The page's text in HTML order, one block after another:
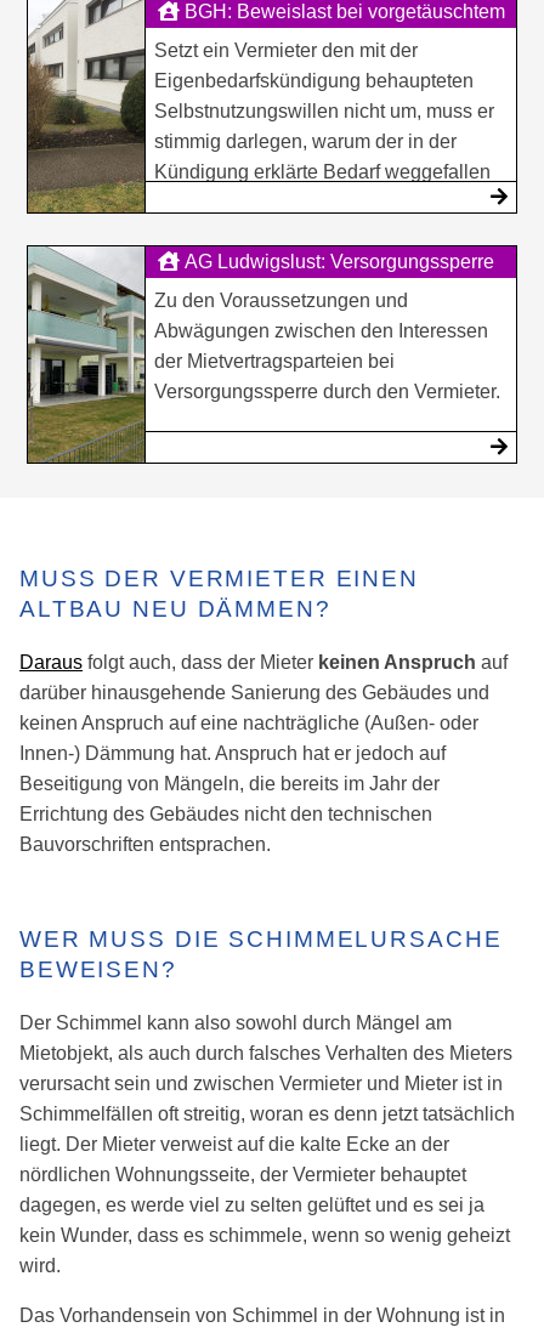
BGH: Beweislast bei vorgetäuschtem
Betriebs- oder Eigenbedarf
Setzt ein Vermieter den mit der
Eigenbedarfskündigung behaupteten
Selbstnutzungswillen nicht um, muss er
stimmig darlegen, warum der in der
Kündigung erklärte Bedarf weggefallen
AG Ludwigslust: Versorgungssperre
im ungekündigten Mietverh�...
Zu den Voraussetzungen und
Abwägungen zwischen den Interessen
der Mietvertragsparteien bei
Versorgungssperre durch den Vermieter.
MUSS DER VERMIETER EINEN
ALTBAU NEU DÄMMEN?
Daraus folgt auch, dass der Mieter keinen Anspruch auf
darüber hinausgehende Sanierung des Gebäudes und
keinen Anspruch auf eine nachträgliche (Außen- oder
Innen-) Dämmung hat. Anspruch hat er jedoch auf
Beseitigung von Mängeln, die bereits im Jahr der
Errichtung des Gebäudes nicht den technischen
Bauvorschriften entsprachen.
WER MUSS DIE SCHIMMELURSACHE
BEWEISEN?
Der Schimmel kann also sowohl durch Mängel am
Mietobjekt, als auch durch falsches Verhalten des Mieters
verursacht sein und zwischen Vermieter und Mieter ist in
Schimmelfällen oft streitig, woran es denn jetzt tatsächlich
liegt. Der Mieter verweist auf die kalte Ecke an der
nördlichen Wohnungsseite, der Vermieter behauptet
dagegen, es werde viel zu selten gelüftet und es sei ja
kein Wunder, dass es schimmele, wenn so wenig geheizt
wird.
Das Vorhandensein von Schimmel in der Wohnung ist in